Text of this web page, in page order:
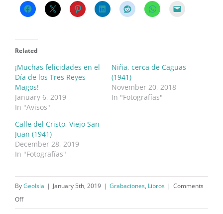
Related
¡Muchas felicidades en el
Día de los Tres Reyes
Magos!
January 6, 2019
In "Avisos"
Niña, cerca de Caguas
(1941)
November 20, 2018
In "Fotografías"
Calle del Cristo, Viejo San
Juan (1941)
December 28, 2019
In "Fotografías"
ByGeoIsla | January 5th, 2019 | Grabaciones, Libros | Comments
Offon